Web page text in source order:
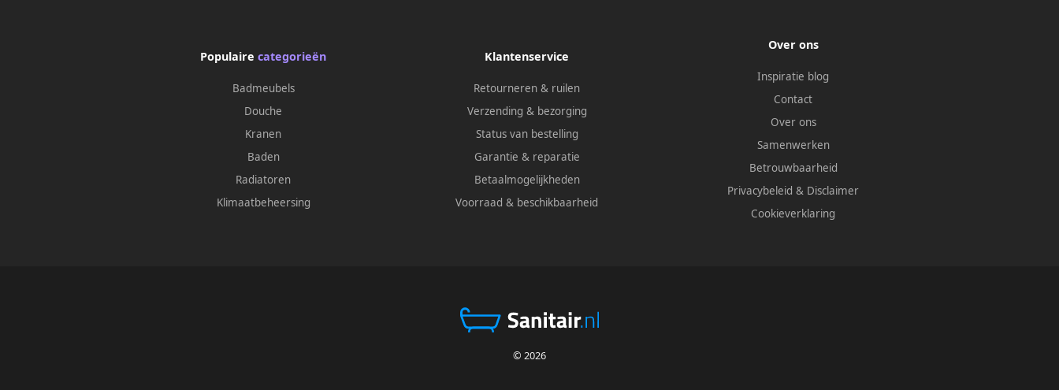
Populaire categorieën
Badmeubels
Douche
Kranen
Baden
Radiatoren
Klimaatbeheersing
Klantenservice
Retourneren & ruilen
Verzending & bezorging
Status van bestelling
Garantie & reparatie
Betaalmogelijkheden
Voorraad & beschikbaarheid
Over ons
Inspiratie blog
Contact
Over ons
Samenwerken
Betrouwbaarheid
Privacybeleid & Disclaimer
Cookieverklaring
© 2026